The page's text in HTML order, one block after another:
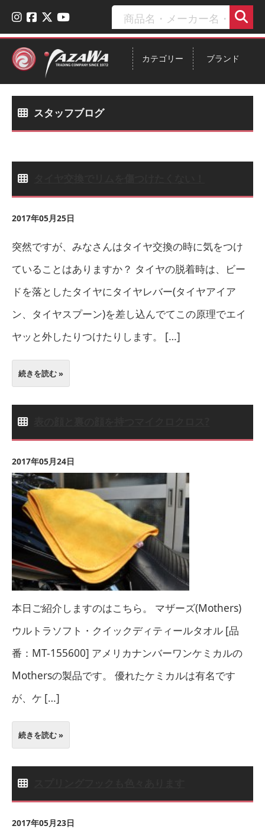
ブランド
カテゴリー
スタッフブログ
2017年05月25日
突然ですが、みなさんはタイヤ交換の時に気をつけ
ていることはありますか？ タイヤの脱着時は、ビー
ドを落としたタイヤにタイヤレバー(タイヤアイア
ン、タイヤスプーン)を差し込んでてこの原理でエイ
ヤッと外したりつけたりします。 […]
続きを読む »
2017年05月24日
本日ご紹介しますのはこちら。 マザーズ(Mothers)
ウルトラソフト・クイックディティールタオル [品
番：MT-155600] アメリカナンバーワンケミカルの
Mothersの製品です。 優れたケミカルは有名です
が、ケ […]
続きを読む »
2017年05月23日